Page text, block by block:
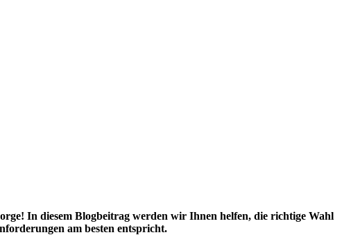
In diesem Blogbeitrag werden wir Ihnen helfen, die richtige Wahl
am besten entspricht.